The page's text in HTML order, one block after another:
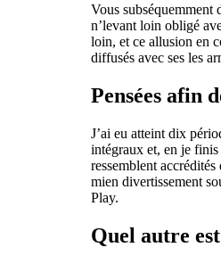
Vous subséquemment
n’levant loin obligé
loin, et ce allusion en
diffusés avec ses les
Pensées afin
J’ai eu atteint dix
intégraux et, en je finis
ressemblent
mien divertissement
Play.
Quel autre